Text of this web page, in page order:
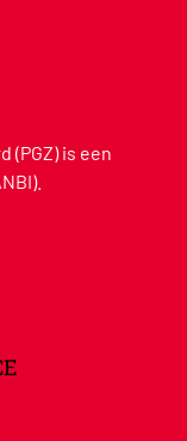
(PGZ) is een